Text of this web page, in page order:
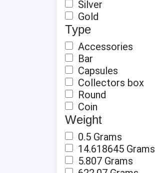
Silver
Gold
Type
Accessories
Bar
Capsules
Collectors box
Round
Coin
Weight
0.5 Grams
14.618645 Grams
5.807 Grams